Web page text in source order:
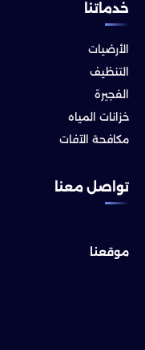
خدماتنا
الأرضيات
التنظيف
الفجيرة
خزانات المياه
مكافحة الآفات
تواصل معنا
موقعنا